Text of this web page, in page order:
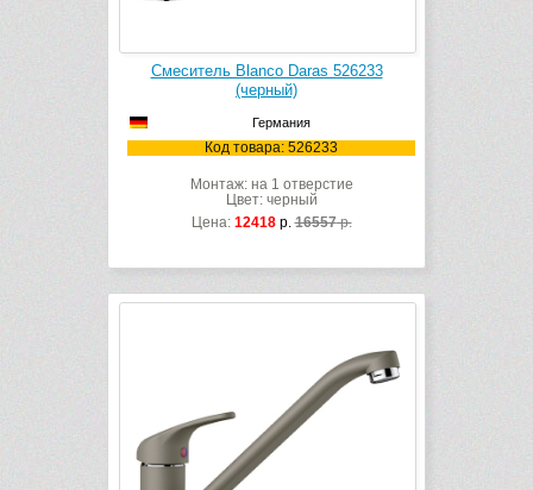
Смеситель Blanco Daras 526233
(черный)
Германия
Код товара: 526233
Монтаж: на 1 отверстие
Цвет: черный
Цена: 12418р.16557р.